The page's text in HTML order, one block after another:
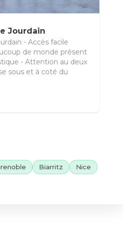
Jourdain
- Accès facile
de monde présent
- Attention au deux
sous et à coté du
Biarritz
Nice